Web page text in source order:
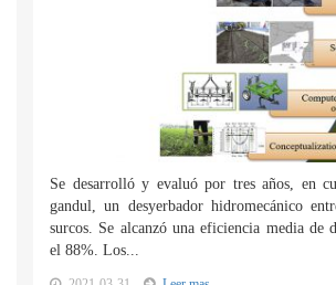
Se desarrolló y evaluó por tres años, en
gandul, un desyerbador hidromecánico
surcos. Se alcanzó una eficiencia media de
el 88%. Los...